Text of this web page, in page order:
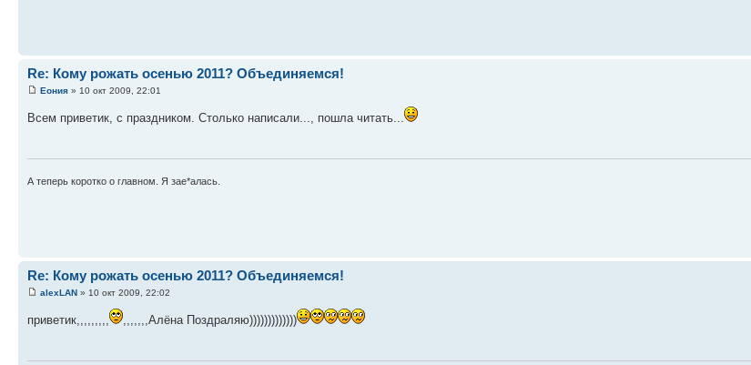
Re: Кому рожать осенью 2011? Объединяемся!
Еония » 10 окт 2009, 22:01
Всем приветик, с праздником. Столько написали..., пошла читать...
А теперь коротко о главном. Я зае*алась.
Re: Кому рожать осенью 2011? Объединяемся!
alexLAN » 10 окт 2009, 22:02
приветик,,,,,,,,, ,,,,,,,Алёна Поздраляю)))))))))))))